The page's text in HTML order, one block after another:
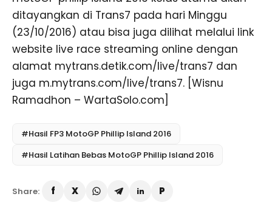
Team
18
7 Mike JONES
Avintia
Racing
1’36.756
Avintia
Racing
Galicia 0,0
MotoGP
ditayangkan di Trans7 pada hari Minggu
(23/10/2016) atau bisa juga dilihat melalui link
website live race streaming online dengan
alamat mytrans.detik.com/live/trans7 dan
juga m.mytrans.com/live/trans7. [Wisnu
Ramadhon – WartaSolo.com]
#Hasil FP3 MotoGP Phillip Island 2016
#Hasil Latihan Bebas MotoGP Phillip Island 2016
Share: